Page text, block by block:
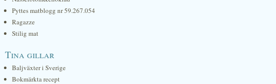
Pyttes matblogg nr 59.267.054
Ragazze
Stilig mat
Tina gillar
Baljväxter i Sverige
Bokmärkta recept